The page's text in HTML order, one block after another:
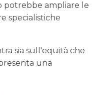
potrebbe ampliare le
specialistiche
sia sull'equità che
una